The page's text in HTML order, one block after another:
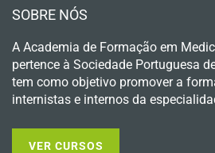
SOBRE NÓS
A Academia de Formação em
pertence à Sociedade Portuguesa
tem como objetivo promover a
internistas e internos da
VER CURSOS